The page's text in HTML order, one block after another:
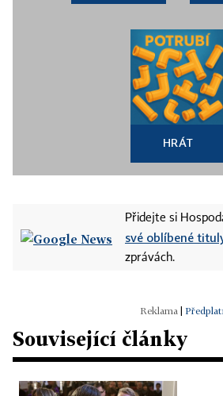
HRÁT
Přidejte si
své oblíbené
zprávách.
Související články